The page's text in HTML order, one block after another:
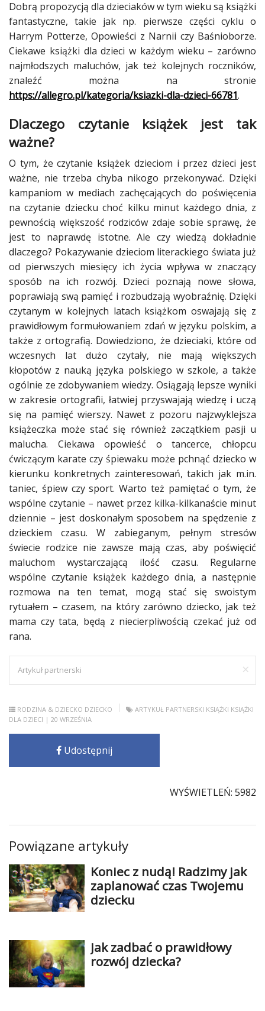
Dobrą propozycją dla dzieciaków w tym wieku są książki
fantastyczne, takie jak np. pierwsze części cyklu o
Harrym Potterze, Opowieści z Narnii czy Baśnioborze.
Ciekawe książki dla dzieci w każdym wieku – zarówno
najmłodszych maluchów, jak też kolejnych roczników,
znaleźć można na stronie
https://allegro.pl/kategoria/ksiazki-dla-dzieci-66781.
Dlaczego czytanie książek jest tak
ważne?
O tym, że czytanie książek dzieciom i przez dzieci jest
ważne, nie trzeba chyba nikogo przekonywać. Dzięki
kampaniom w mediach zachęcających do poświęcenia
na czytanie dziecku choć kilku minut każdego dnia, z
pewnością większość rodziców zdaje sobie sprawę, że
jest to naprawdę istotne. Ale czy wiedzą dokładnie
dlaczego? Pokazywanie dzieciom literackiego świata już
od pierwszych miesięcy ich życia wpływa w znaczący
sposób na ich rozwój. Dzieci poznają nowe słowa,
poprawiają swą pamięć i rozbudzają wyobraźnię. Dzięki
czytanym w kolejnych latach książkom oswajają się z
prawidłowym formułowaniem zdań w języku polskim, a
także z ortografią. Dowiedziono, że dzieciaki, które od
wczesnych lat dużo czytały, nie mają większych
kłopotów z nauką języka polskiego w szkole, a także
ogólnie ze zdobywaniem wiedzy. Osiągają lepsze wyniki
w zakresie ortografii, łatwiej przyswajają wiedzę i uczą
się na pamięć wierszy. Nawet z pozoru najzwyklejsza
książeczka może stać się również zaczątkiem pasji u
malucha. Ciekawa opowieść o tancerce, chłopcu
ćwiczącym karate czy śpiewaku może pchnąć dziecko w
kierunku konkretnych zainteresowań, takich jak m.in.
taniec, śpiew czy sport. Warto też pamiętać o tym, że
wspólne czytanie – nawet przez kilka-kilkanaście minut
dziennie – jest doskonałym sposobem na spędzenie z
dzieckiem czasu. W zabieganym, pełnym stresów
świecie rodzice nie zawsze mają czas, aby poświęcić
maluchom wystarczającą ilość czasu. Regularne
wspólne czytanie książek każdego dnia, a następnie
rozmowa na ten temat, mogą stać się swoistym
rytuałem – czasem, na który zarówno dziecko, jak też
mama czy tata, będą z niecierpliwością czekać już od
rana.
Artykuł partnerski ×
RODZINA & DZIECKO DZIECKO ARTYKUŁ PARTNERSKI KSIĄŻKI KSIĄŻKI
DLA DZIECI | 20 WRZEŚNIA
Udostępnij
WYŚWIETLEŃ: 5982
Powiązane artykuły
Koniec z nudą! Radzimy jak
zaplanować czas Twojemu
dziecku
Jak zadbać o prawidłowy
rozwój dziecka?